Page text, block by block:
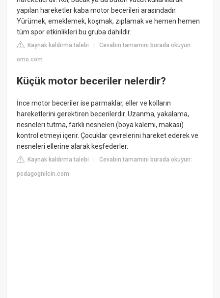
yapılan hareketler kaba motor becerileri arasındadır.
Yürümek, emeklemek, koşmak, zıplamak ve hemen hemen
tüm spor etkinlikleri bu gruba dahildir.
Kaynak kaldırma talebi |Cevabın tamamını burada okuyun:
omo.com
Küçük motor beceriler nelerdir?
İnce motor beceriler ise parmaklar, eller ve kolların
hareketlerini gerektiren becerilerdir. Uzanma, yakalama,
nesneleri tutma, farklı nesneleri (boya kalemi, makası)
kontrol etmeyi içerir. Çocuklar çevrelerini hareket ederek ve
nesneleri ellerine alarak keşfederler.
Kaynak kaldırma talebi |Cevabın tamamını burada okuyun:
pedagognilcin.com